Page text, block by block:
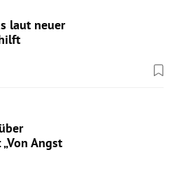
laut neuer
Angst